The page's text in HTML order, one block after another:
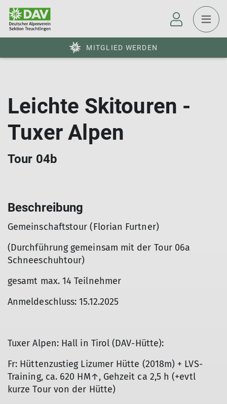
MITGLIED WERDEN
Leichte Skitouren -
Tuxer Alpen
Tour 04b
Beschreibung
Gemeinschaftstour (Florian Furtner)
(Durchführung gemeinsam mit der Tour 06a
Schneeschuhtour)
gesamt max. 14 Teilnehmer
Anmeldeschluss: 15.12.2025
Tuxer Alpen: Hall in Tirol (DAV-Hütte):
Fr: Hüttenzustieg Lizumer Hütte (2018m) + LVS-
Training, ca. 620 HM↑, Gehzeit ca 2,5 h (+evtl
kurze Tour von der Hütte)